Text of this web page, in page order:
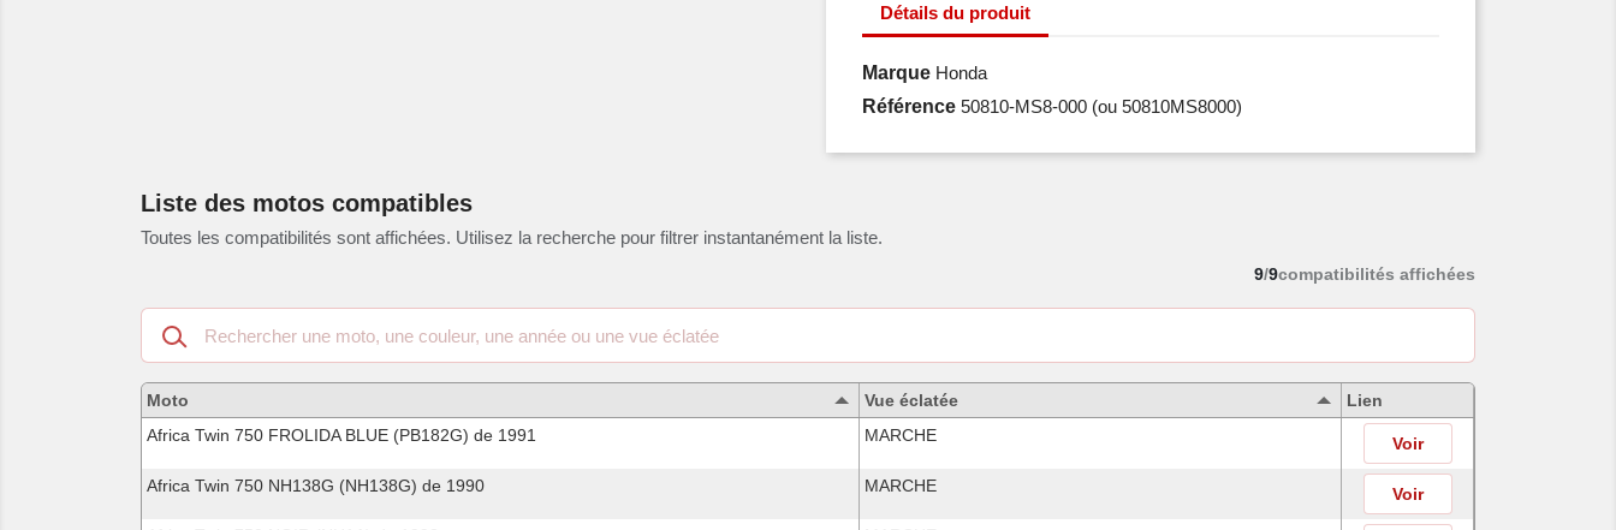
Détails du produit
Marque Honda
Référence 50810-MS8-000 (ou 50810MS8000)
Liste des motos compatibles
Toutes les compatibilités sont affichées. Utilisez la recherche pour filtrer instantanément la liste.
9/9compatibilités affichées
Recherche
dans
les
motos
compatibles
Moto Vue éclatée
Lien
Africa Twin 750 FROLIDA BLUE (PB182G) de 1991
MARCHE Voir
Africa Twin 750 NH138G (NH138G) de 1990 MARCHE Voir